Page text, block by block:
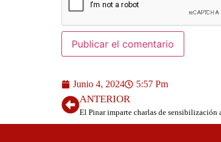
Junio 4, 2024 5:57 Pm
ANTERIOR
El Pinar imparte charlas de